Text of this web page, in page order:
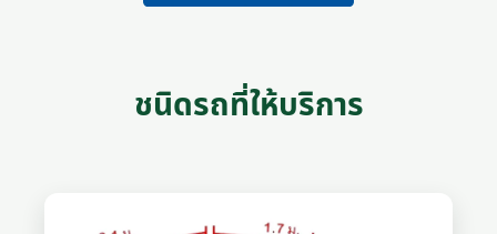
ชนิดรถที่ให้บริการ